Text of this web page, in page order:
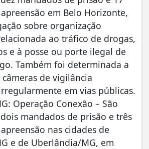
em Belo Horizonte,
sobre organização
ao tráfico de drogas,
e à posse ou porte ilegal de
Também foi determinada a
de vigilância
em vias públicas.
Operação Conexão – São
mandados de prisão e três
nas cidades de
e de Uberlândia/MG, em